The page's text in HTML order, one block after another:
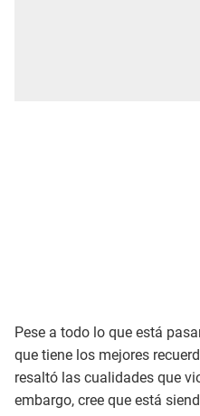
Pese a todo lo que está
que tiene los mejores
resaltó las cualidades que
embargo, cree que está